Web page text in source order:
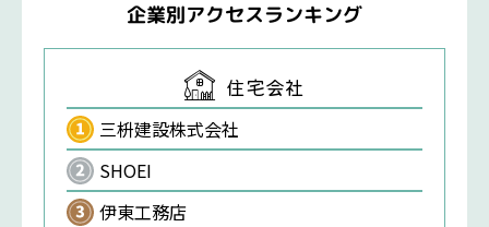
企業別アクセスランキング
住宅会社
三枡建設株式会社
SHOEI
伊東工務店